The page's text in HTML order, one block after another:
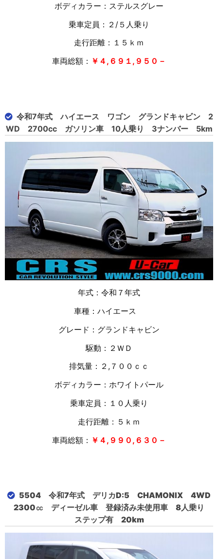
ボディカラー：ステルスグレー
乗車定員：２/５人乗り
走行距離：１５ ｋｍ
車両総額： ￥４,６９１,９５０－
令和7年式 ハイエース ワゴン グランドキャビン 2
WD 2700cc ガソリン車 10人乗り 3ナンバー 5km
年式：令和７年式
車種：ハイエース
グレード：グランドキャビン
駆動：２ＷＤ
排気量：２,７００ｃｃ
ボディカラー：ホワイトパール
乗車定員：１０人乗り
走行距離：５ ｋｍ
車両総額： ￥４,９９０,６３０－
5504 令和7年式 デリカD:5 CHAMONIX 4WD
2300㏄ ディーゼル車 登録済み未使用車 8人乗り
ステップ有 20km